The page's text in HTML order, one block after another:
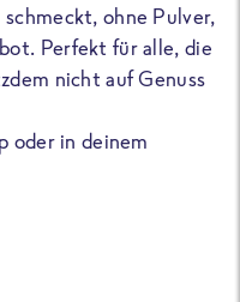
ohne Pulver,
Perfekt für alle, die
nicht auf Genuss
oder in deinem